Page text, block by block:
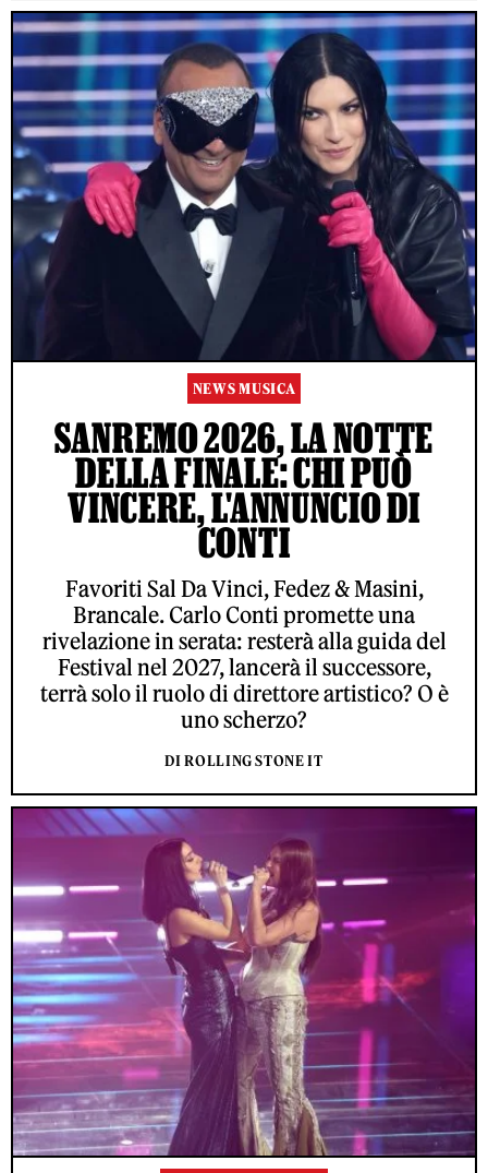
NEWS MUSICA
SANREMO 2026, LA NOTTE
DELLA FINALE: CHI PUÒ
VINCERE, L'ANNUNCIO DI
CONTI
Favoriti Sal Da Vinci, Fedez & Masini,
Brancale. Carlo Conti promette una
rivelazione in serata: resterà alla guida del
Festival nel 2027, lancerà il successore,
terrà solo il ruolo di direttore artistico? O è
uno scherzo?
DI ROLLING STONE IT